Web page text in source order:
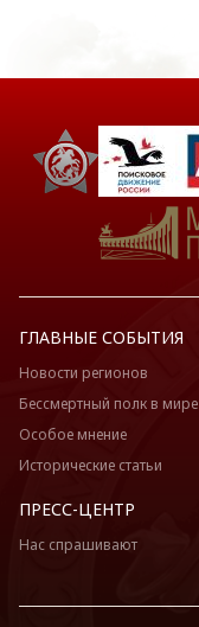
ГЛАВНЫЕ СОБЫТИЯ
Новости регионов
Бессмертный полк в мире
Особое мнение
Исторические статьи
ПРЕСС-ЦЕНТР
Нас спрашивают